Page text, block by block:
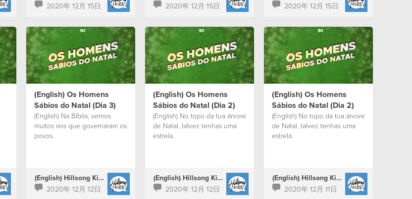
2020年 12月 15日
2020年 12月 15日
2020年 12月 15日
(English) Os Homens
Sábios do Natal (Dia 3)
(English) Na Bíblia, vemos
muitos reis que governaram os
povos.
(English) Hillsong Kids Portugal
2020年 12月 12日
(English) Os Homens
Sábios do Natal (Dia 2)
(English) No topo da tua árvore
de Natal, talvez tenhas uma
estrela.
(English) Hillsong Kids Portugal
2020年 12月 12日
(English) Os Homens
Sábios do Natal (Dia 2)
(English) No topo da tua árvore
de Natal, talvez tenhas uma
estrela.
(English) Hillsong Kids Portugal
2020年 12月 11日